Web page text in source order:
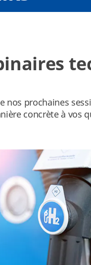
nos prochaines
concrète à vos